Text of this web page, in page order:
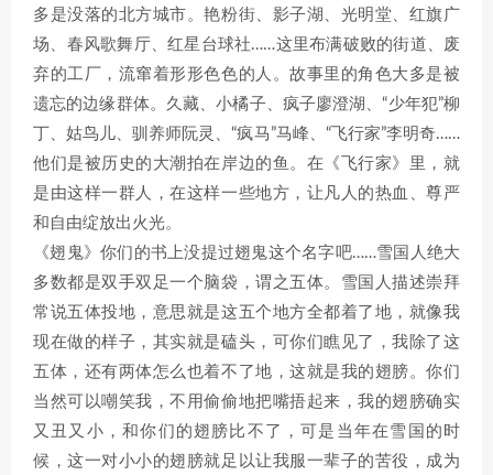
多是没落的北方城市。艳粉街、影子湖、光明堂、红旗广
场、春风歌舞厅、红星台球社……这里布满破败的街道、废
弃的工厂，流窜着形形色色的人。故事里的角色大多是被
遗忘的边缘群体。久藏、小橘子、疯子廖澄湖、“少年犯”柳
丁、姑鸟儿、驯养师阮灵、“疯马”马峰、“飞行家”李明奇……
他们是被历史的大潮拍在岸边的鱼。在《飞行家》里，就
是由这样一群人，在这样一些地方，让凡人的热血、尊严
和自由绽放出火光。
《翅鬼》你们的书上没提过翅鬼这个名字吧……雪国人绝大
多数都是双手双足一个脑袋，谓之五体。雪国人描述崇拜
常说五体投地，意思就是这五个地方全都着了地，就像我
现在做的样子，其实就是磕头，可你们瞧见了，我除了这
五体，还有两体怎么也着不了地，这就是我的翅膀。你们
当然可以嘲笑我，不用偷偷地把嘴捂起来，我的翅膀确实
又丑又小，和你们的翅膀比不了，可是当年在雪国的时
候，这一对小小的翅膀就足以让我服一辈子的苦役，成为